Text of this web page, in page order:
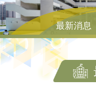
最新消息